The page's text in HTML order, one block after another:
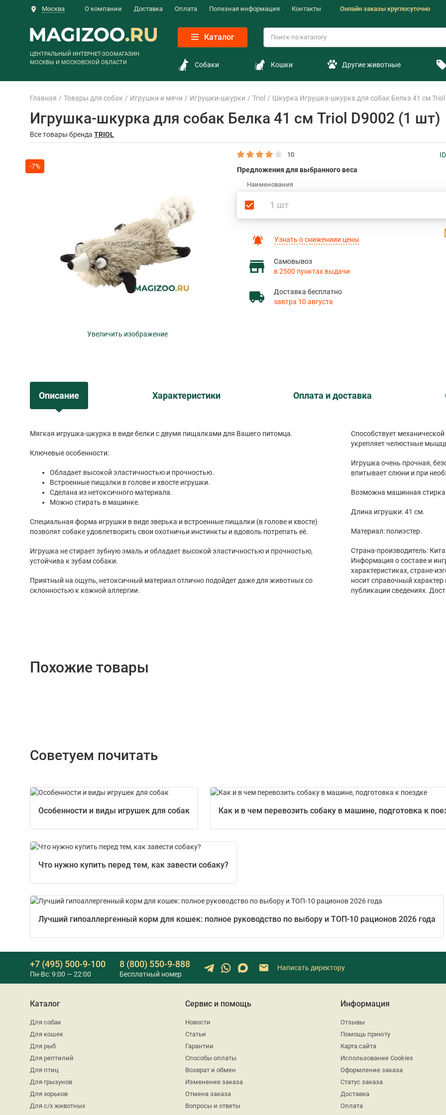
Москва О компании Доставка Оплата Полезная информация Контакты Онлайн заказы круглосуточно
ЦЕНТРАЛЬНЫЙ ИНТЕРНЕТ-ЗООМАГАЗИН
МОСКВЫ И МОСКОВСКОЙ ОБЛАСТИ
Каталог
Собаки Кошки Другие животные
Главная Товары для собак Игрушки и мячи Игрушки-шкурки Triol Шкурка Игрушка-шкурка для собак Белка 41 см
Игрушка-шкурка для собак Белка 41 см Triol D9002 (1 шт)
Все товары бренда TRIOL
-7%
Увеличить изображение
10
Предложения для выбранного веса
Наименования
1 шт
Узнать о снижениии цены
Самовывоз
в 2500 пунктах выдачи
Доставка бесплатно
завтра 10 августа
Описание Характеристики Оплата и доставка
Мягкая игрушка-шкурка в виде белки с двумя пищалками для Вашего питомца.
Ключевые особенности:
Обладает высокой эластичностью и прочностью.
Встроенные пищалки в голове и хвосте игрушки.
Сделана из нетоксичного материала.
Можно стирать в машинке.
Специальная форма игрушки в виде зверька и встроенные пищалки (в голове и хвосте)
позволят собаке удовлетворить свои охотничьи инстинкты и вдоволь потрепать её.
Игрушка не стирает зубную эмаль и обладает высокой эластичностью и прочностью,
устойчива к зубам собаки.
Приятный на ощупь, нетоксичный материал отлично подойдет даже для животных со
склонностью к кожной аллергии.
Способствует
укрепляет челюстные
Игрушка очень прочная,
впитывает слюни и при
Возможна машинная стирка
Длина игрушки: 41 см.
Материал: полиэстер.
Страна-производитель:
Информация о составе и
характеристиках, стране-
носит справочный
публикации сведениях.
Похожие товары
Советуем почитать
Особенности и виды игрушек для собак Как и в чем перевозить собаку в машине, подготовка к
Что нужно купить перед тем, как завести собаку?
Лучший гипоаллергенный корм для кошек: полное руководство по выбору и ТОП-10 рационов 2026 года
+7 (495) 500-9-100
Пн-Вс: 9:00 — 22:00
8 (800) 550-9-888
Бесплатный номер
Написать директору
Каталог
Для собак
Для кошек
Для рыб
Для рептилий
Для птиц
Для грызунов
Для хорьков
Для с/х животных
Сервис и помощь
Новости
Статьи
Гарантии
Способы оплаты
Возврат и обмен
Изменение заказа
Отмена заказа
Вопросы и ответы
Информация
Отзывы
Помощь приюту
Карта сайта
Использование Cookies
Оформление заказа
Статус заказа
Доставка
Оплата